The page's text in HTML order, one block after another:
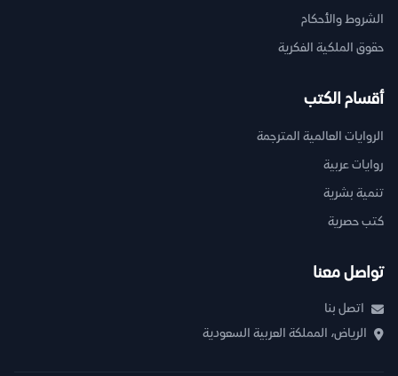
الشروط والأحكام
حقوق الملكية الفكرية
أقسام الكتب
الروايات العالمية المترجمة
روايات عربية
تنمية بشرية
كتب حصرية
تواصل معنا
اتصل بنا
الرياض، المملكة العربية السعودية